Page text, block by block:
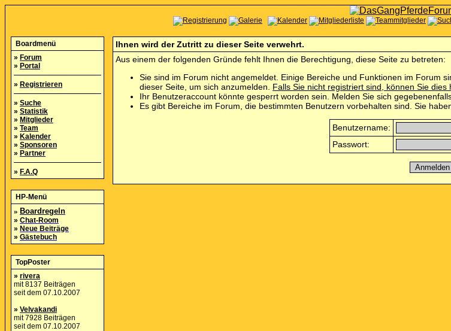
Boardmenü
» Forum
» Portal
» Registrieren
» Suche
» Statistik
» Mitglieder
» Team
» Kalender
» Sponsoren
» Partner
» F.A.Q
HP-Menü
» Boardregeln
» Chat-Room
» Neue Beiträge
» Gästebuch
TopPoster
» rivera
mit 8137 Beiträgen
seit dem 07.10.2007
» Velvakandi
mit 7928 Beiträgen
seit dem 07.10.2007
Ihnen wird der Zutritt zu dieser Seite verwehrt.
Aus einem der folgenden Gründe fehlt Ihnen die Berechtigung, diese Seite zu betreten:
Sie sind im Forum nicht angemeldet. Einige Bereiche und Funktionen im Forum
dieser Seite, um sich anzumelden. Falls Sie nicht registriert sind, können Sie dies
Ihr Benutzeraccount könnte gesperrt worden sein. Melden Sie sich
Es gibt Bereiche im Forum, die bestimmten Benutzern vorbehalten sind. Sie
Benutzername:
Passwort: